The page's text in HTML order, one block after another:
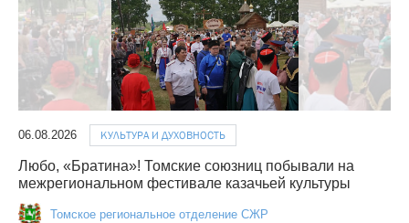
06.08.2026 КУЛЬТУРА И ДУХОВНОСТЬ
Любо, «Братина»! Томские союзниц побывали на
межрегиональном фестивале казачьей культуры
Томское региональное отделение СЖР